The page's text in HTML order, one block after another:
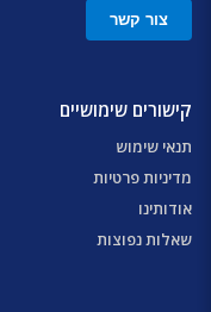
צור קשר
קישורים שימושיים
תנאי שימוש
מדיניות פרטיות
אודותינו
שאלות נפוצות